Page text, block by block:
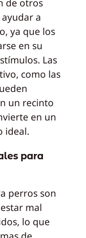
a
ya que los
en su
Las
como las
un recinto
en un
ideal.
para
perros son
mal
lo que